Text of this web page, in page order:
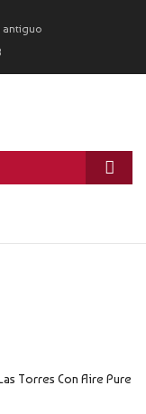
antiguo
Torres Con Aire Pure